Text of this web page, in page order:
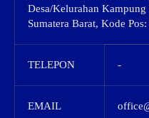
Desa/Kelurahan
Sumatera Barat, Kode
TELEPON -
EMAIL